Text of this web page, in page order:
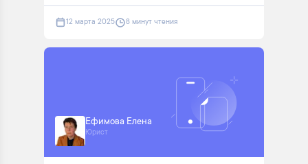
12 марта 2025 8 минут чтения
Ефимова Елена
Юрист